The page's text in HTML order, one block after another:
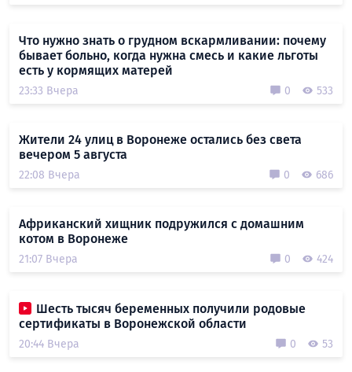
Что нужно знать о грудном вскармливании: почему
бывает больно, когда нужна смесь и какие льготы
есть у кормящих матерей
23:33 Вчера 0 533
Жители 24 улиц в Воронеже остались без света
вечером 5 августа
22:08 Вчера 0 686
Африканский хищник подружился с домашним
котом в Воронеже
21:07 Вчера 0 424
Шесть тысяч беременных получили родовые
сертификаты в Воронежской области
20:44 Вчера 0 53